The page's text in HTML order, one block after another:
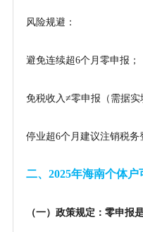
风险规避：
避免连续超6个月零申报；
免税收入≠零申报（需据实
停业超6个月建议注销税务
二、 2025年海南个体
（一）政策规定：零申报